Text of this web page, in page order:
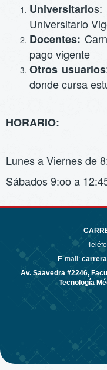
Universitarios:
Universitario
Docentes:
pago vigente
Otros usuarios
donde cursa
HORARIO:
Lunes a Viernes de
Sábados 9:oo a
E-mail:
Av. Saavedra #2246,
Tecnología